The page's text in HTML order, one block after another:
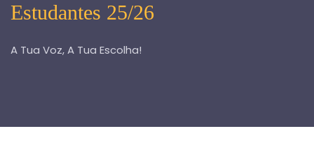
Estudantes 25/26
A Tua Voz, A Tua Escolha!